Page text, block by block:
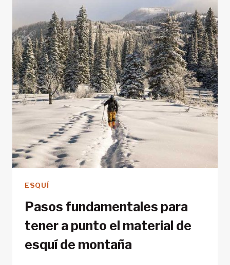
ESQUÍ
Pasos fundamentales para
tener a punto el material de
esquí de montaña